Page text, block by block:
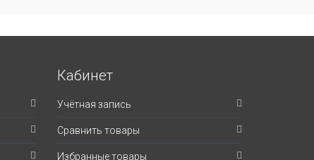
Кабинет
Учётная запись
Сравнить товары
Избранные товары